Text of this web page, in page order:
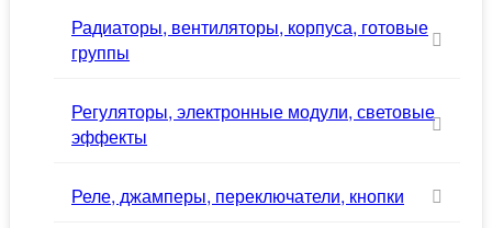
Радиаторы, вентиляторы, корпуса, готовые
группы
Регуляторы, электронные модули, световые
эффекты
Реле, джамперы, переключатели, кнопки